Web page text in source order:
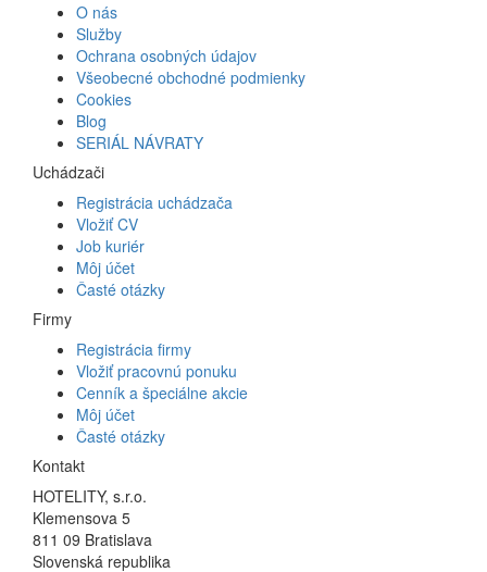
O nás
Služby
Ochrana osobných údajov
Všeobecné obchodné podmienky
Cookies
Blog
SERIÁL NÁVRATY
Uchádzači
Registrácia uchádzača
Vložiť CV
Job kuriér
Môj účet
Časté otázky
Firmy
Registrácia firmy
Vložiť pracovnú ponuku
Cenník a špeciálne akcie
Môj účet
Časté otázky
Kontakt
HOTELITY, s.r.o.
Klemensova 5
811 09 Bratislava
Slovenská republika